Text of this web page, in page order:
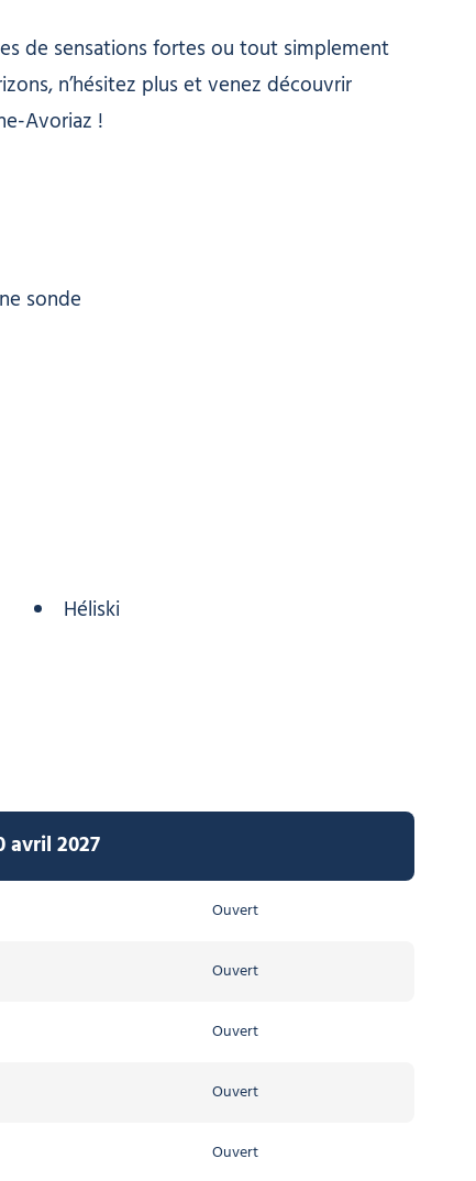
de sensations fortes ou tout simplement
n’hésitez plus et venez découvrir
Avoriaz !
sonde
Héliski
avril 2027
Ouvert
Ouvert
Ouvert
Ouvert
Ouvert